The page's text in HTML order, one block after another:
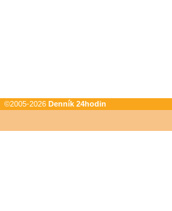
©2005-2026 Denník 24hodin